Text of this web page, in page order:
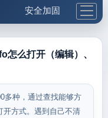
安全加固
更多工具
么打开（编辑）、
多种，通过查找能够方
开方式。遇到自己不清